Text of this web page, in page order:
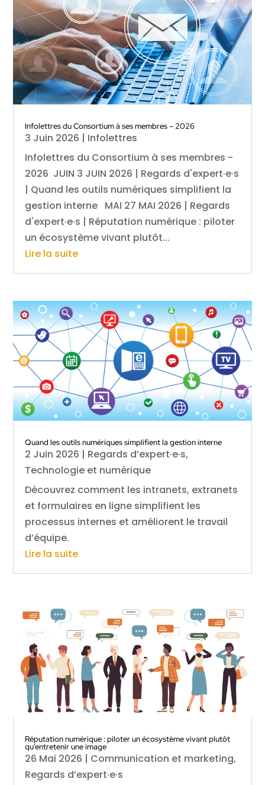
Infolettres du Consortium à ses membres – 2026
3 Juin 2026 | Infolettres
Infolettres du Consortium à ses membres -
2026 JUIN 3 JUIN 2026 | Regards d'expert·e·s
| Quand les outils numériques simplifient la
gestion interne MAI 27 MAI 2026 | Regards
d'expert·e·s | Réputation numérique : piloter
un écosystème vivant plutôt...
Lire la suite
Quand les outils numériques simplifient la gestion interne
2 Juin 2026 | Regards d’expert·e·s,
Technologie et numérique
Découvrez comment les intranets, extranets
et formulaires en ligne simplifient les
processus internes et améliorent le travail
d’équipe.
Lire la suite
Réputation numérique : piloter un écosystème vivant plutôt
qu’entretenir une image
26 Mai 2026 | Communication et marketing,
Regards d’expert·e·s